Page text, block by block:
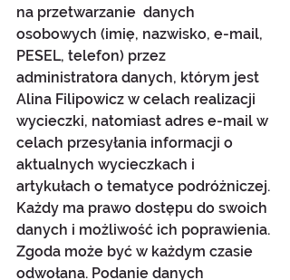
na przetwarzanie  danych
osobowych (imię, nazwisko, e-mail,
PESEL, telefon) przez
administratora danych, którym jest
Alina Filipowicz w celach realizacji
wycieczki, natomiast adres e-mail w
celach przesyłania informacji o
aktualnych wycieczkach i
artykułach o tematyce podróżniczej.
Każdy ma prawo dostępu do swoich
danych i możliwość ich poprawienia.
Zgoda może być w każdym czasie
odwołana. Podanie danych